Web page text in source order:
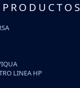
LINEA HP